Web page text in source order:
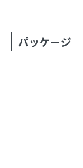
パッケージ